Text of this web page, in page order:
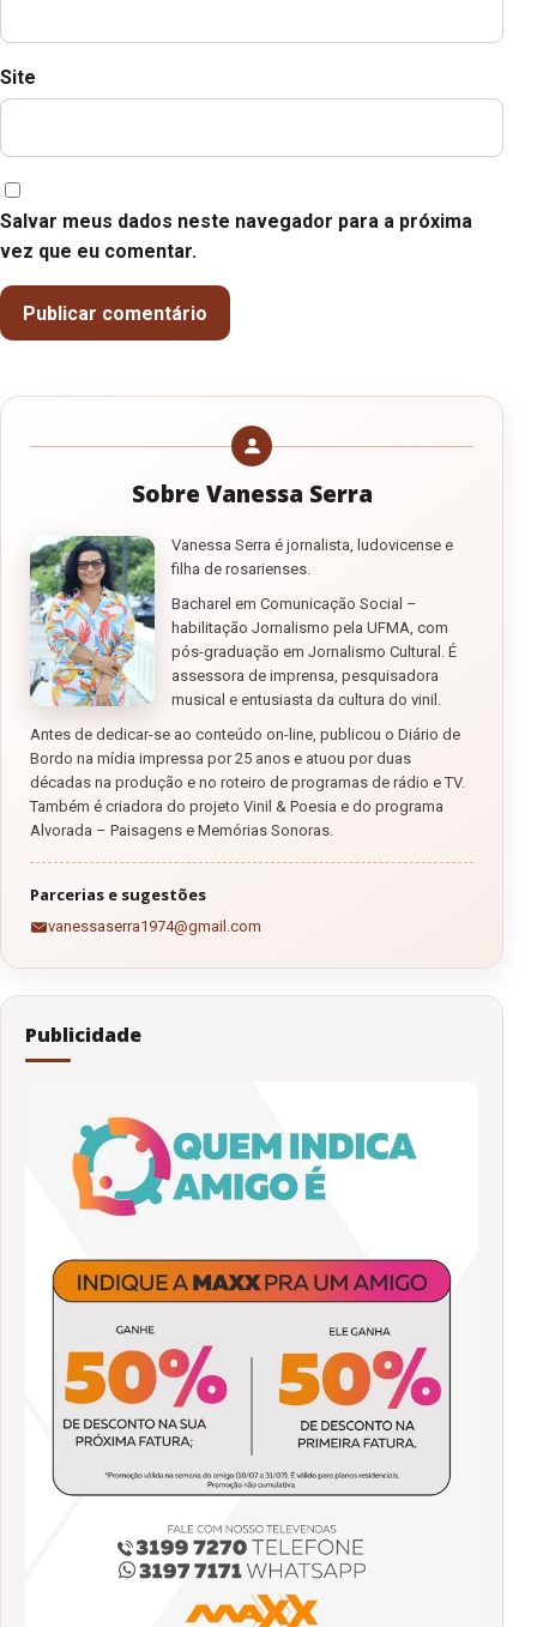
Site
Salvar meus dados neste navegador para a próxima
vez que eu comentar.
Sobre Vanessa Serra
Vanessa Serra é jornalista, ludovicense e
filha de rosarienses.
Bacharel em Comunicação Social –
habilitação Jornalismo pela UFMA, com
pós-graduação em Jornalismo Cultural. É
assessora de imprensa, pesquisadora
musical e entusiasta da cultura do vinil.
Antes de dedicar-se ao conteúdo on-line, publicou o Diário de
Bordo na mídia impressa por 25 anos e atuou por duas
décadas na produção e no roteiro de programas de rádio e TV.
Também é criadora do projeto Vinil & Poesia e do programa
Alvorada – Paisagens e Memórias Sonoras.
Parcerias e sugestões
vanessaserra1974@gmail.com
Publicidade